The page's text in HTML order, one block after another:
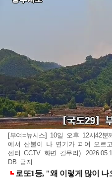
[부여=뉴시스] 10일 오후 12시42
에서 산불이 나 연기가 피어 오르
센터 CCTV 화면 갈무리).
DB 금지